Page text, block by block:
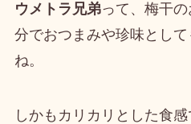
ウメトラ兄弟って、梅干
分でおつまみや珍味とし
ね。
しかもカリカリとした食